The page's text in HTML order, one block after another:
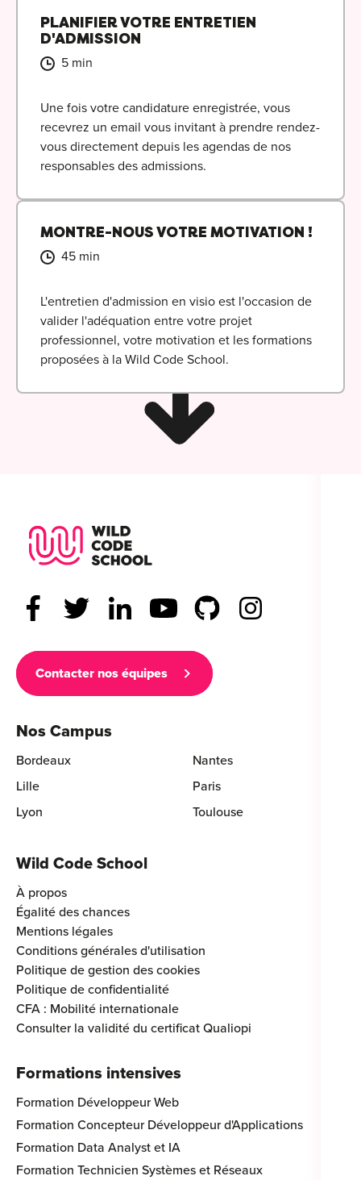
PLANIFIER VOTRE ENTRETIEN
D'ADMISSION
5 min
Une fois votre candidature enregistrée, vous
recevrez un email vous invitant à prendre rendez-
vous directement depuis les agendas de nos
responsables des admissions.
MONTRE-NOUS VOTRE MOTIVATION !
45 min
L'entretien d'admission en visio est l'occasion de
valider l'adéquation entre votre projet
professionnel, votre motivation et les formations
proposées à la Wild Code School.
Contacter nos équipes
Nos Campus
Bordeaux
Lille
Lyon
Nantes
Paris
Toulouse
Wild Code School
À propos
Égalité des chances
Mentions légales
Conditions générales d'utilisation
Politique de gestion des cookies
Politique de confidentialité
CFA : Mobilité internationale
Consulter la validité du certificat Qualiopi
Formations intensives
Formation Développeur Web
Formation Concepteur Développeur d'Applications
Formation Data Analyst et IA
Formation Technicien Systèmes et Réseaux